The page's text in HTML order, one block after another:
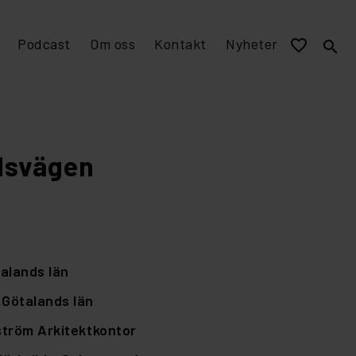
Podcast Om oss Kontakt Nyheter favorite_border search
län
län
Arkitektkontor